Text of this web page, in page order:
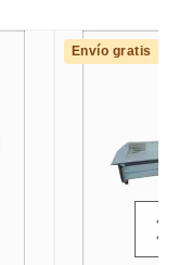
Envío gratis